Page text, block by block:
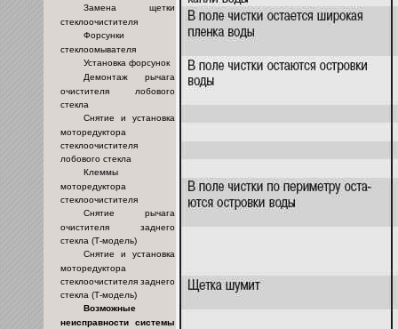
Замена щетки
стеклоочистителя
Форсунки
стеклоомывателя
Установка форсунок
Демонтаж рычага
очистителя лобового
стекла
Снятие и установка
моторедуктора
стеклоочистителя
лобового стекла
Клеммы
моторедуктора
стеклоочистителя
Снятие рычага
очистителя заднего
стекла (Т-модель)
Снятие и установка
моторедуктора
стеклоочистителя заднего
стекла (Т-модель)
Возможные
неисправности системы